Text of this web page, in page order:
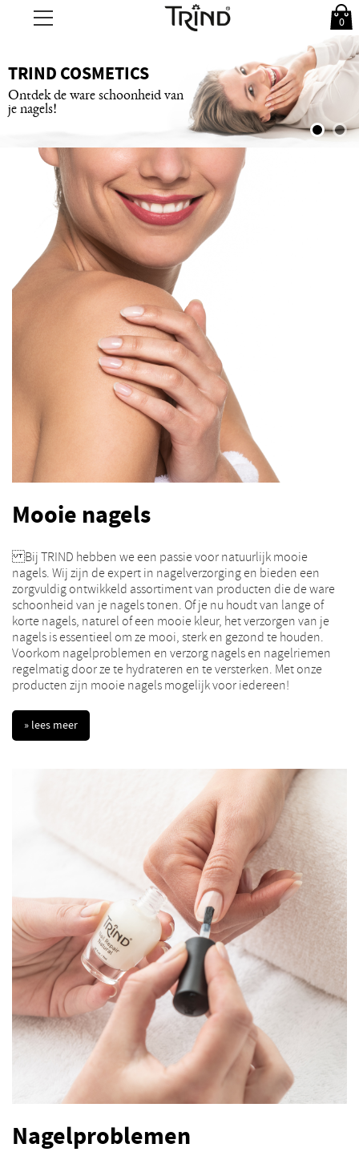
0
TRIND COSMETICS
Ontdek de ware schoonheid van
je nagels!
Mooie nagels
Bij TRIND hebben we een passie voor natuurlijk mooie
nagels. Wij zijn de expert in nagelverzorging en bieden een
zorgvuldig ontwikkeld assortiment van producten die de ware
schoonheid van je nagels tonen. Of je nu houdt van lange of
korte nagels, naturel of een mooie kleur, het verzorgen van je
nagels is essentieel om ze mooi, sterk en gezond te houden.
Voorkom nagelproblemen en verzorg nagels en nagelriemen
regelmatig door ze te hydrateren en te versterken. Met onze
producten zijn mooie nagels mogelijk voor iedereen!
» lees meer
Nagelproblemen